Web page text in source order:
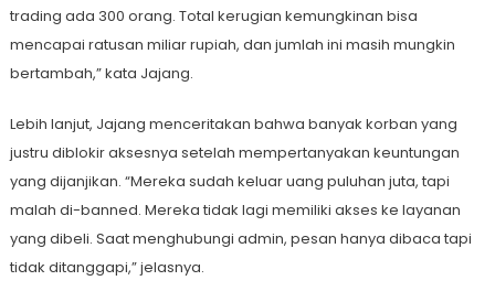
trading ada 300 orang. Total kerugian kemungkinan bisa
mencapai ratusan miliar rupiah, dan jumlah ini masih mungkin
bertambah,” kata Jajang.
Lebih lanjut, Jajang menceritakan bahwa banyak korban yang
justru diblokir aksesnya setelah mempertanyakan keuntungan
yang dijanjikan. “Mereka sudah keluar uang puluhan juta, tapi
malah di-banned. Mereka tidak lagi memiliki akses ke layanan
yang dibeli. Saat menghubungi admin, pesan hanya dibaca tapi
tidak ditanggapi,” jelasnya.